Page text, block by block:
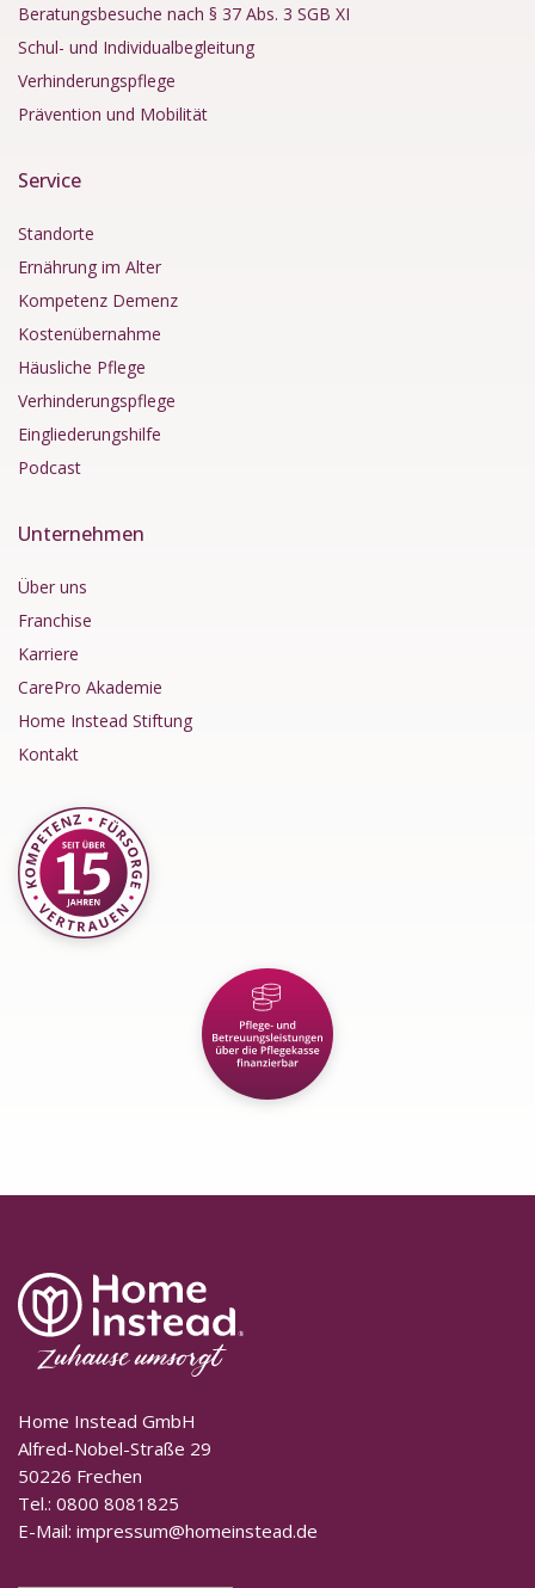
Beratungsbesuche nach § 37 Abs. 3 SGB XI
Schul- und Individualbegleitung
Verhinderungspflege
Prävention und Mobilität
Service
Standorte
Ernährung im Alter
Kompetenz Demenz
Kostenübernahme
Häusliche Pflege
Verhinderungspflege
Eingliederungshilfe
Podcast
Unternehmen
Über uns
Franchise
Karriere
CarePro Akademie
Home Instead Stiftung
Kontakt
Home Instead GmbH
Alfred-Nobel-Straße 29
50226 Frechen
Tel.: 0800 8081825
E-Mail: impressum@homeinstead.de